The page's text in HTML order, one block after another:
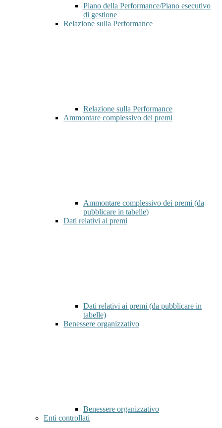
Piano della Performance/Piano esecutivo
di gestione
Relazione sulla Performance
Relazione sulla Performance
Ammontare complessivo dei premi
Ammontare complessivo dei premi (da
pubblicare in tabelle)
Dati relativi ai premi
Dati relativi ai premi (da pubblicare in
tabelle)
Benessere organizzativo
Benessere organizzativo
Enti controllati